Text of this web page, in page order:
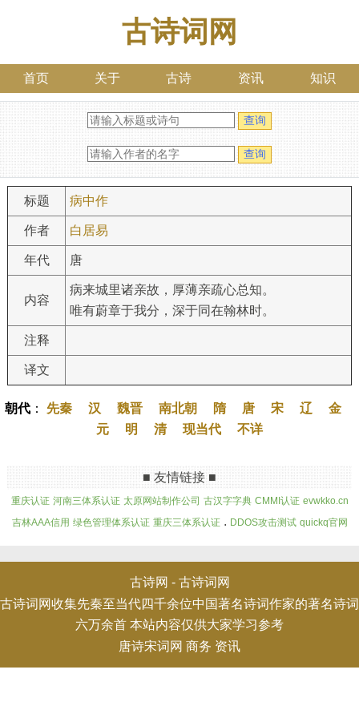
古诗词网
首页 关于 古诗 资讯 知识
标题 病中作
作者 白居易
年代 唐
内容
病来城里诸亲故，厚薄亲疏心总知。
唯有蔚章于我分，深于同在翰林时。
注释
译文
朝代 ： 先秦 汉 魏晋 南北朝 隋 唐 宋 辽
金
元
明 清 现当代 不详
■ 友情链接 ■
重庆认证 河南三体系认证 太原网站制作公司 古汉字字典 CMMI认证 evwkko.cn
吉林AAA信用 绿色管理体系认证 重庆三体系认证 . DDOS攻击测试 quickq官网
古诗网 - 古诗词网
古诗词网收集先秦至当代四千余位中国著名诗词作家的著名诗词
六万余首 本站内容仅供大家学习参考
唐诗宋词网 商务 资讯